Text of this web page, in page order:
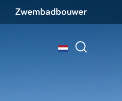
Zwembadbouwer